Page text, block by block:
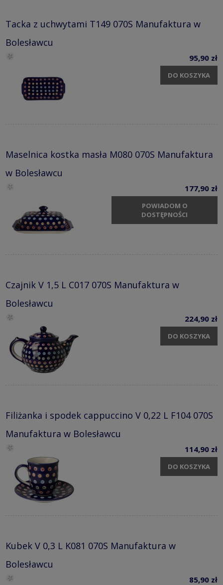
Tacka z uchwytami T149 070S Manufaktura w
Bolesławcu
95,90 zł
DO KOSZYKA
Maselnica kostka masła M080 070S Manufaktura
w Bolesławcu
177,90 zł
POWIADOM O
DOSTĘPNOŚCI
Czajnik V 1,5 L C017 070S Manufaktura w
Bolesławcu
224,90 zł
DO KOSZYKA
Filiżanka i spodek cappuccino V 0,22 L F104 070S
Manufaktura w Bolesławcu
114,90 zł
DO KOSZYKA
Kubek V 0,3 L K081 070S Manufaktura w
Bolesławcu
85,90 zł